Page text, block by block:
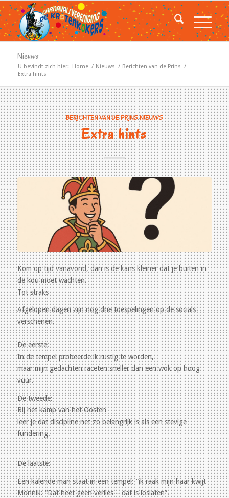
Nieuws
U bevindt zich hier: Home / Nieuws / Berichten van de Prins /
Extra hints
BERICHTEN VAN DE PRINS,NIEUWS
Extra hints
Kom op tijd vanavond, dan is de kans kleiner dat je buiten in
de kou moet wachten.
Tot straks
Afgelopen dagen zijn nog drie toespelingen op de socials
verschenen.
De eerste:
In de tempel probeerde ik rustig te worden,
maar mijn gedachten raceten sneller dan een wok op hoog
vuur.
De tweede:
Bij het kamp van het Oosten
leer je dat discipline net zo belangrijk is als een stevige
fundering.
De laatste:
Een kalende man staat in een tempel: “ik raak mijn haar kwijt
Monnik: “Dat heet geen verlies – dat is loslaten”.